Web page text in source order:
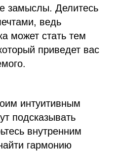
замыслы. Делитесь
ведь
может стать тем
приведет вас
интуитивным
подсказывать
внутренним
гармонию